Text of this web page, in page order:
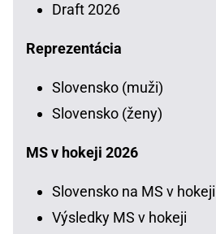
Draft 2026
Reprezentácia
Slovensko (muži)
Slovensko (ženy)
MS v hokeji 2026
Slovensko na MS v hokeji
Výsledky MS v hokeji